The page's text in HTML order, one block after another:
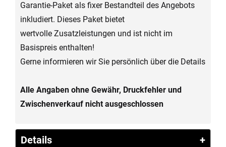
Garantie-Paket als fixer Bestandteil des Angebots
inkludiert. Dieses Paket bietet
wertvolle Zusatzleistungen und ist nicht im
Basispreis enthalten!
Gerne informieren wir Sie persönlich über die Details
Alle Angaben ohne Gewähr, Druckfehler und
Zwischenverkauf nicht ausgeschlossen
Details